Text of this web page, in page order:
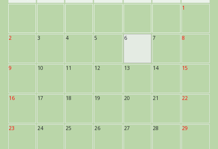
1
2 3 4 5 6 7 8
9 10 11 12 13 14 15
16 17 18 19 20 21 22
23 24 25 26 27 28 29